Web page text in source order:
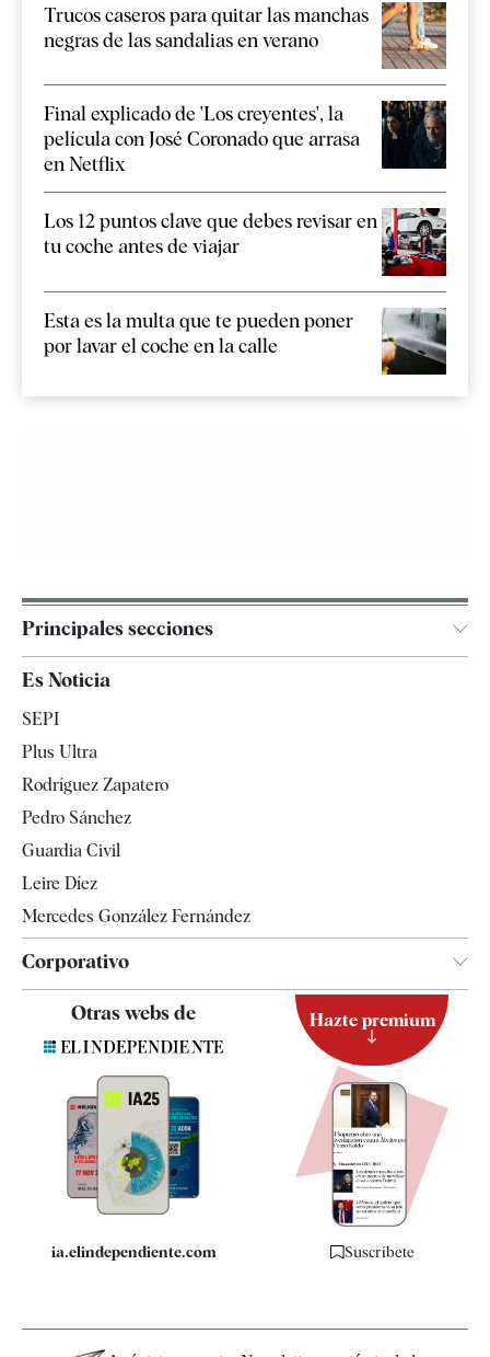
Trucos caseros para quitar las manchas
negras de las sandalias en verano
Final explicado de 'Los creyentes', la
película con José Coronado que arrasa
en Netflix
Los 12 puntos clave que debes revisar en
tu coche antes de viajar
Esta es la multa que te pueden poner
por lavar el coche en la calle
Principales secciones
España
Televisión
Es Noticia
SEPI
Plus Ultra
Rodríguez Zapatero
Pedro Sánchez
Guardia Civil
Leire Díez
Mercedes González Fernández
Corporativo
Contacto
Quiénes somos
Especificaciones
Otras webs de
ia.elindependiente.com
Hazte premium
Suscríbete